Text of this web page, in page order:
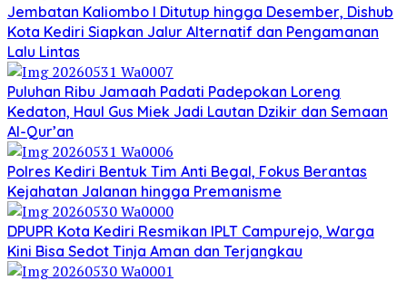
Jembatan Kaliombo I Ditutup hingga Desember, Dishub
Kota Kediri Siapkan Jalur Alternatif dan Pengamanan
Lalu Lintas
Puluhan Ribu Jamaah Padati Padepokan Loreng
Kedaton, Haul Gus Miek Jadi Lautan Dzikir dan Semaan
Al-Qur’an
Polres Kediri Bentuk Tim Anti Begal, Fokus Berantas
Kejahatan Jalanan hingga Premanisme
DPUPR Kota Kediri Resmikan IPLT Campurejo, Warga
Kini Bisa Sedot Tinja Aman dan Terjangkau